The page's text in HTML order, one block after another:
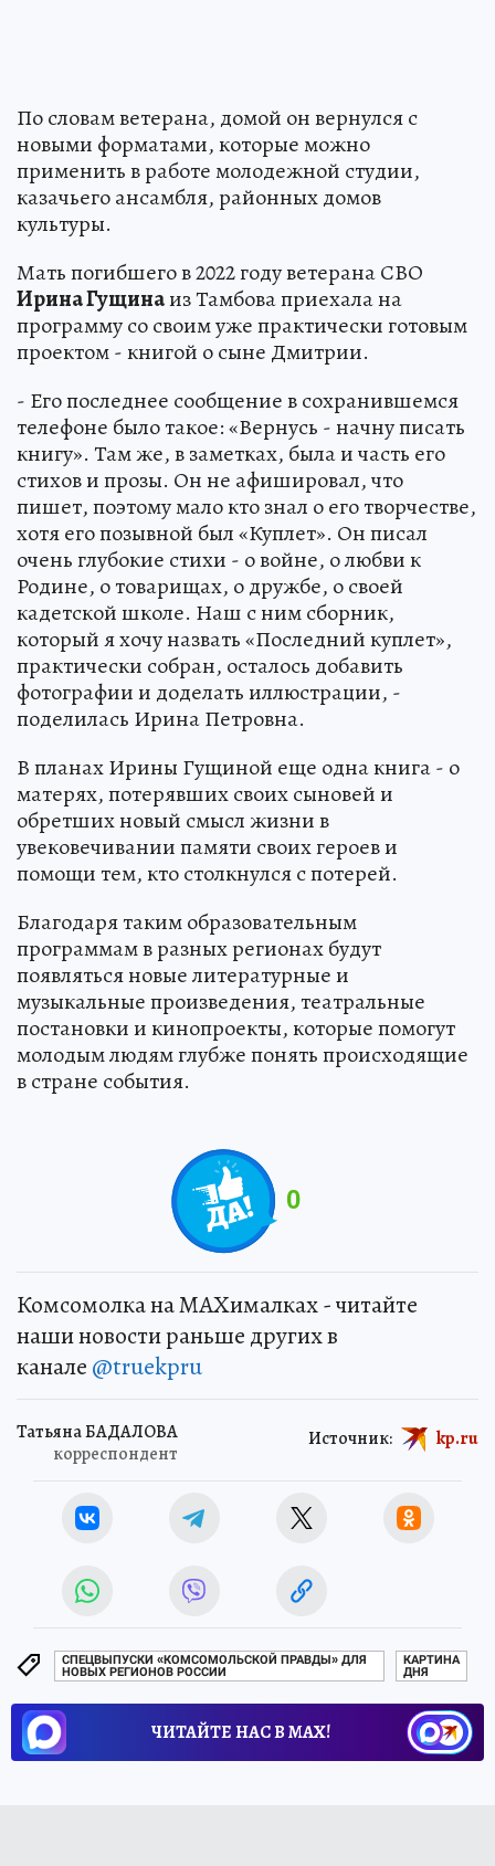
По словам ветерана, домой он вернулся с
новыми форматами, которые можно
применить в работе молодежной студии,
казачьего ансамбля, районных домов
культуры.
Мать погибшего в 2022 году ветерана СВО
Ирина Гущинаиз Тамбова приехала на
программу со своим уже практически готовым
проектом - книгой о сыне Дмитрии.
- Его последнее сообщение в сохранившемся
телефоне было такое: «Вернусь - начну писать
книгу». Там же, в заметках, была и часть его
стихов и прозы. Он не афишировал, что
пишет, поэтому мало кто знал о его творчестве,
хотя его позывной был «Куплет». Он писал
очень глубокие стихи - о войне, о любви к
Родине, о товарищах, о дружбе, о своей
кадетской школе. Наш с ним сборник,
который я хочу назвать «Последний куплет»,
практически собран, осталось добавить
фотографии и доделать иллюстрации, -
поделилась Ирина Петровна.
В планах Ирины Гущиной еще одна книга - о
матерях, потерявших своих сыновей и
обретших новый смысл жизни в
увековечивании памяти своих героев и
помощи тем, кто столкнулся с потерей.
Благодаря таким образовательным
программам в разных регионах будут
появляться новые литературные и
музыкальные произведения, театральные
постановки и кинопроекты, которые помогут
молодым людям глубже понять происходящие
в стране события.
0
Комсомолка на MAXималках - читайте
наши новости раньше других в
канале @truekpru
Татьяна БАДАЛОВА
корреспондент
Источник: kp.ru
СПЕЦВЫПУСКИ «КОМСОМОЛЬСКОЙ ПРАВДЫ» ДЛЯ
НОВЫХ РЕГИОНОВ РОССИИ
КАРТИНА
ДНЯ
ЧИТАЙТЕ НАС В МАХ!